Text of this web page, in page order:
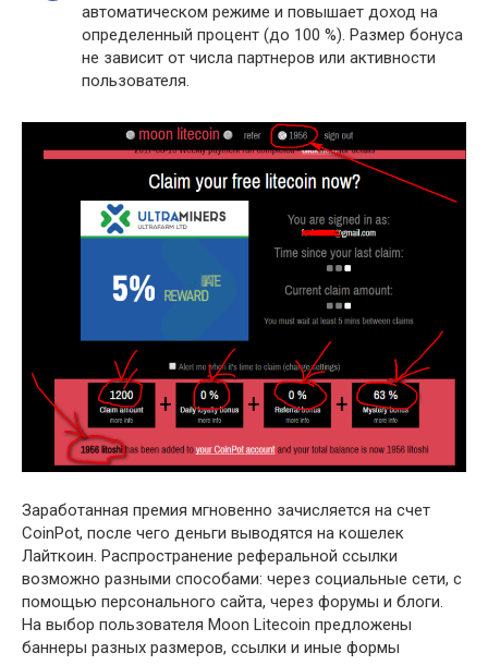
автоматическом режиме и повышает доход на
определенный процент (до 100 %). Размер бонуса
не зависит от числа партнеров или активности
пользователя.
Заработанная премия мгновенно зачисляется на счет
CoinPot, после чего деньги выводятся на кошелек
Лайткоин. Распространение реферальной ссылки
возможно разными способами: через социальные сети, с
помощью персонального сайта, через форумы и блоги.
На выбор пользователя Moon Litecoin предложены
баннеры разных размеров, ссылки и иные формы